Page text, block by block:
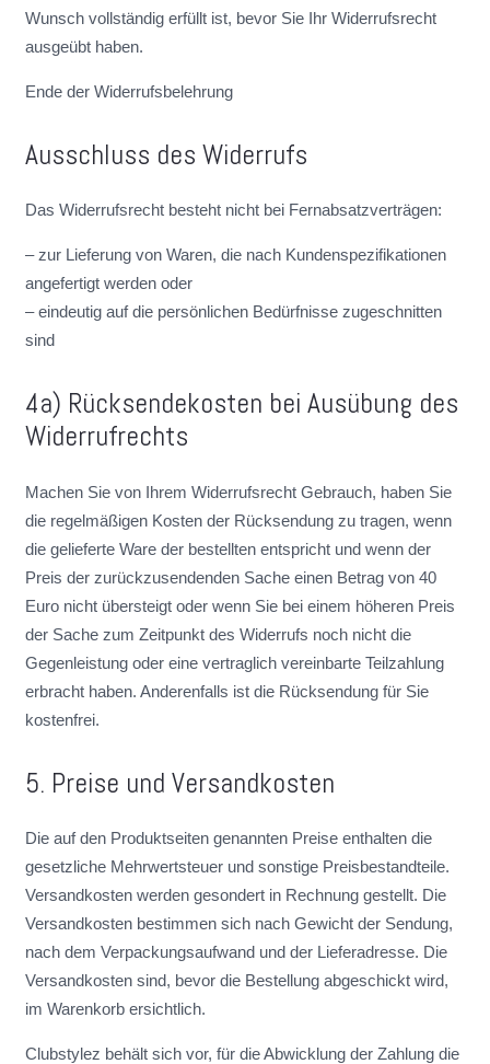
Wunsch vollständig erfüllt ist, bevor Sie Ihr Widerrufsrecht
ausgeübt haben.
Ende der Widerrufsbelehrung
Ausschluss des Widerrufs
Das Widerrufsrecht besteht nicht bei Fernabsatzverträgen:
– zur Lieferung von Waren, die nach Kundenspezifikationen
angefertigt werden oder
– eindeutig auf die persönlichen Bedürfnisse zugeschnitten
sind
4a) Rücksendekosten bei Ausübung des
Widerrufrechts
Machen Sie von Ihrem Widerrufsrecht Gebrauch, haben Sie
die regelmäßigen Kosten der Rücksendung zu tragen, wenn
die gelieferte Ware der bestellten entspricht und wenn der
Preis der zurückzusendenden Sache einen Betrag von 40
Euro nicht übersteigt oder wenn Sie bei einem höheren Preis
der Sache zum Zeitpunkt des Widerrufs noch nicht die
Gegenleistung oder eine vertraglich vereinbarte Teilzahlung
erbracht haben. Anderenfalls ist die Rücksendung für Sie
kostenfrei.
5. Preise und Versandkosten
Die auf den Produktseiten genannten Preise enthalten die
gesetzliche Mehrwertsteuer und sonstige Preisbestandteile.
Versandkosten werden gesondert in Rechnung gestellt. Die
Versandkosten bestimmen sich nach Gewicht der Sendung,
nach dem Verpackungsaufwand und der Lieferadresse. Die
Versandkosten sind, bevor die Bestellung abgeschickt wird,
im Warenkorb ersichtlich.
Clubstylez behält sich vor, für die Abwicklung der Zahlung die